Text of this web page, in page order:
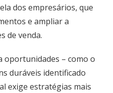
dos empresários, que
e ampliar a
de venda.
oportunidades – como o
duráveis identificado
exige estratégias mais